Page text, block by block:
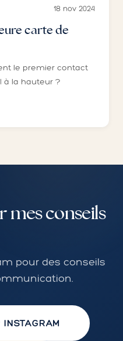
18 nov 2024
carte de
le premier contact
à la hauteur ?
mes conseils
pour des conseils